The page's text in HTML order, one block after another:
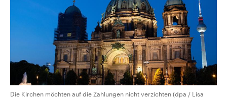
Die Kirchen möchten auf die Zahlungen nicht verzichten (dpa / Lisa